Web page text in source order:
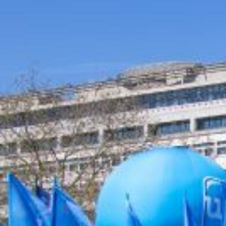
Qui sommes-nous ? S'inscrire à la newsletter Découvrir
Rémunération
|
Temps de travail
|
Santé & maladie
|
Vos représentants
Nous rejoindre
Objectifs et Action
Médias